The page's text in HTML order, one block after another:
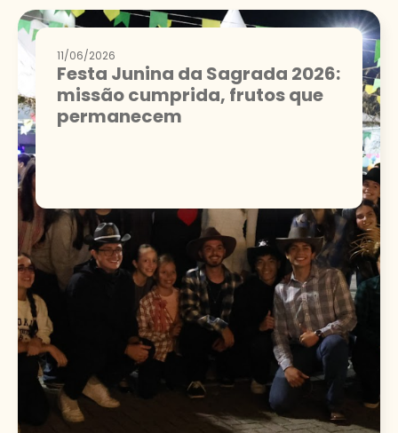
11/06/2026
Festa Junina da Sagrada 2026:
missão cumprida, frutos que
permanecem